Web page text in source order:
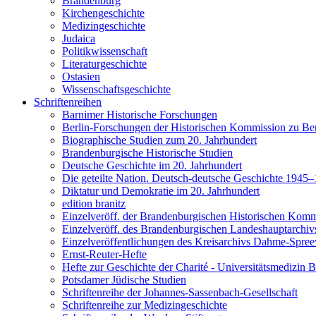
Kirchengeschichte
Medizingeschichte
Judaica
Politikwissenschaft
Literaturgeschichte
Ostasien
Wissenschaftsgeschichte
Schriftenreihen
Barnimer Historische Forschungen
Berlin-Forschungen der Historischen Kommission zu
Biographische Studien zum 20. Jahrhundert
Brandenburgische Historische Studien
Deutsche Geschichte im 20. Jahrhundert
Die geteilte Nation. Deutsch-deutsche Geschichte
Diktatur und Demokratie im 20. Jahrhundert
edition branitz
Einzelveröff. der Brandenburgischen Historischen
Einzelveröff. des Brandenburgischen
Einzelveröffentlichungen des Kreisarchivs Dahme-
Ernst-Reuter-Hefte
Hefte zur Geschichte der Charité - Universitätsmedizin
Potsdamer Jüdische Studien
Schriftenreihe der Johannes-Sassenbach-Gesellschaft
Schriftenreihe zur Medizingeschichte